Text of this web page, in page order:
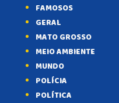
FAMOSOS
GERAL
MATO GROSSO
MEIO AMBIENTE
MUNDO
POLÍCIA
POLÍTICA